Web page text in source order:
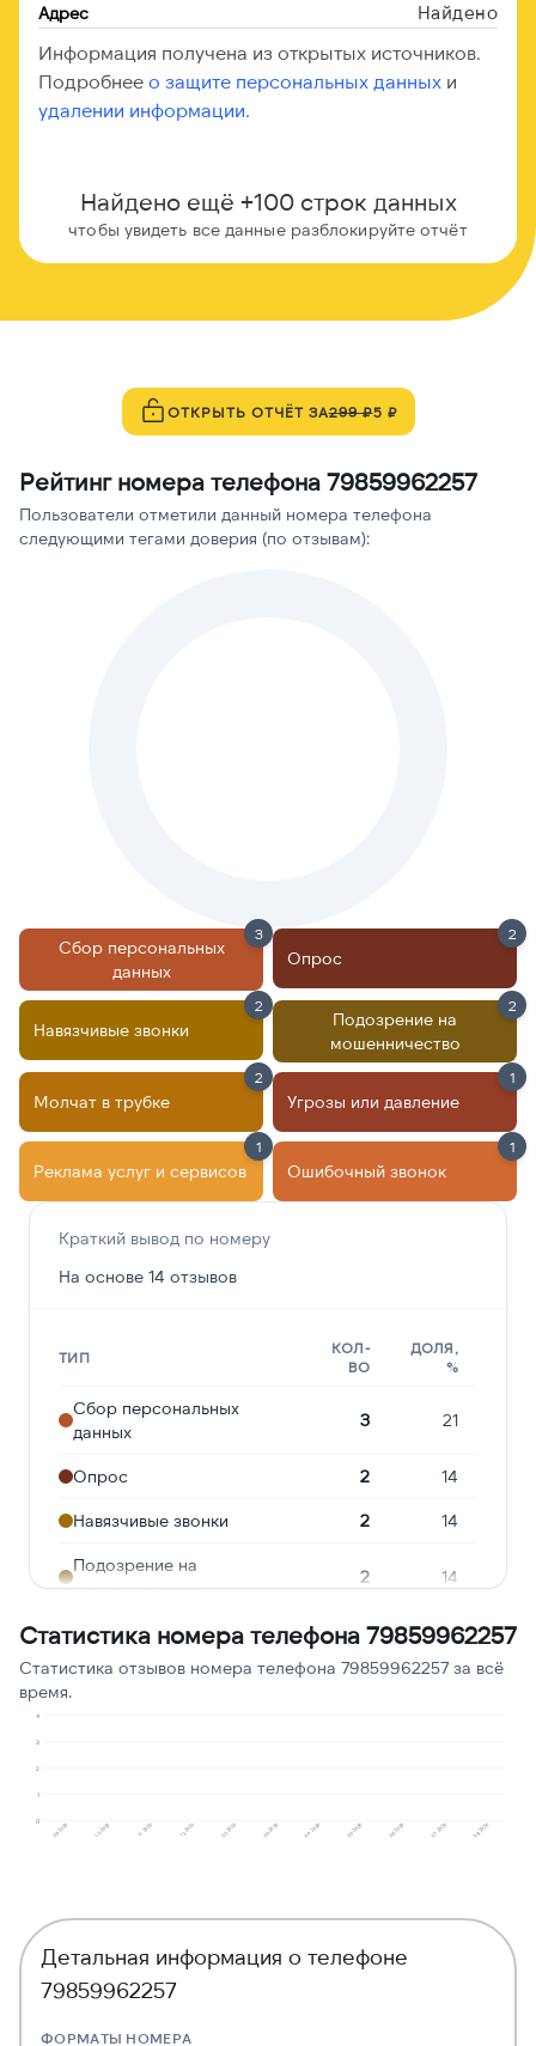
Адрес Найдено
Информация получена из открытых источников.
Подробнее о защите персональных данных и
удалении информации.
Найдено ещё +100 строк данных
чтобы увидеть все данные разблокируйте отчёт
ОТКРЫТЬ ОТЧЁТ ЗА299 ₽5 ₽
Рейтинг номера телефона 79859962257
Пользователи отметили данный номера телефона
следующими тегами доверия (по отзывам):
Сбор персональных
данных
3
Опрос
2
Навязчивые звонки
2
Подозрение на
мошенничество
2
Молчат в трубке
2
Угрозы или давление
1
Реклама услуг и сервисов
1
Ошибочный звонок
1
Краткий вывод по номеру
На основе 14 отзывов
ТИП
КОЛ-
ВО
ДОЛЯ,
%
Сбор персональных
данных
3 21
Опрос 2 14
Навязчивые звонки 2 14
Подозрение на
мошенничество
2 14
Молчат в трубке 2 14
Угрозы или давление 1 7
Статистика номера телефона 79859962257
Статистика отзывов номера телефона 79859962257 за всё
время.
0
1
2
3
4
09.2025 10.2025 11.2025 12.2025 02.2026 03.2026 04.2026 05.2026 06.2026 07.2026 08.2026
Детальная информация о телефоне
79859962257
ФОРМАТЫ НОМЕРА